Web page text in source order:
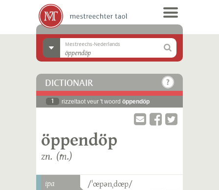
Mestreechs-Nederlands
DICTIONAIR
1 rizzeltaot veur 't woord öppendöp
öppendöp
zn. (m.)
ipa /ˈœpənˌdœp/